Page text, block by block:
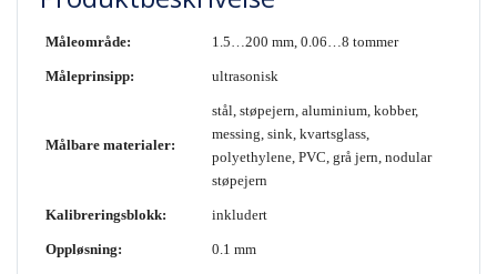
Måleområde: 1.5…200 mm, 0.06…8 tommer
Måleprinsipp: ultrasonisk
Målbare materialer:
stål, støpejern, aluminium, kobber,
messing, sink, kvartsglass,
polyethylene, PVC, grå jern, nodular
støpejern
Kalibreringsblokk: inkludert
Oppløsning: 0.1 mm